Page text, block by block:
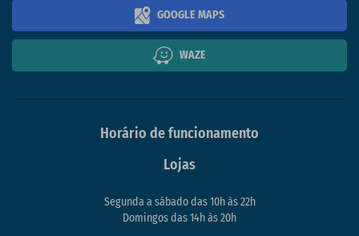
GOOGLE MAPS
WAZE
Horário de funcionamento
Lojas
Segunda a sábado das 10h às 22h
Domingos das 14h às 20h